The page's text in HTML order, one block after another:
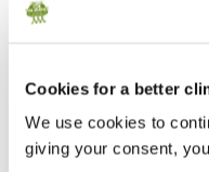
Cookies for a better
We use cookies to
giving your consent,